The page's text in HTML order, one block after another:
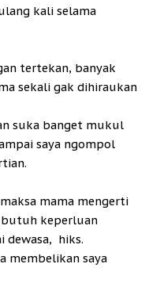
kali selama
tertekan, banyak
sekali gak dihiraukan
suka banget mukul
saya ngompol
mama mengerti
butuh keperluan
dewasa, hiks.
membelikan saya